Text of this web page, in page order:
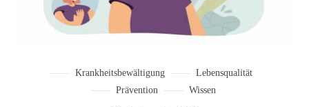
Krankheitsbewältigung
Lebensqualität
Prävention
Wissen